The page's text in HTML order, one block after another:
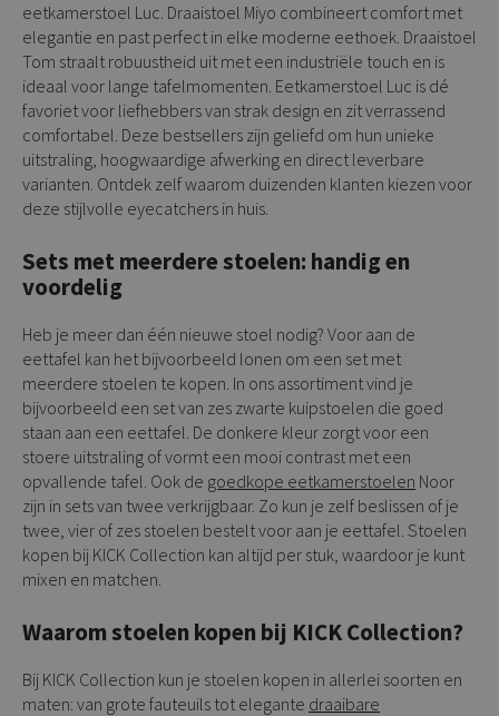
eetkamerstoel Luc. Draaistoel Miyo combineert comfort met
elegantie en past perfect in elke moderne eethoek. Draaistoel
Tom straalt robuustheid uit met een industriële touch en is
ideaal voor lange tafelmomenten. Eetkamerstoel Luc is dé
favoriet voor liefhebbers van strak design en zit verrassend
comfortabel. Deze bestsellers zijn geliefd om hun unieke
uitstraling, hoogwaardige afwerking en direct leverbare
varianten. Ontdek zelf waarom duizenden klanten kiezen voor
deze stijlvolle eyecatchers in huis.
Sets met meerdere stoelen: handig en
voordelig
Heb je meer dan één nieuwe stoel nodig? Voor aan de
eettafel kan het bijvoorbeeld lonen om een set met
meerdere stoelen te kopen. In ons assortiment vind je
bijvoorbeeld een set van zes zwarte kuipstoelen die goed
staan aan een eettafel. De donkere kleur zorgt voor een
stoere uitstraling of vormt een mooi contrast met een
opvallende tafel. Ook de goedkope eetkamerstoelen Noor
zijn in sets van twee verkrijgbaar. Zo kun je zelf beslissen of je
twee, vier of zes stoelen bestelt voor aan je eettafel. Stoelen
kopen bij KICK Collection kan altijd per stuk, waardoor je kunt
mixen en matchen.
Waarom stoelen kopen bij KICK Collection?
Bij KICK Collection kun je stoelen kopen in allerlei soorten en
maten: van grote fauteuils tot elegante draaibare